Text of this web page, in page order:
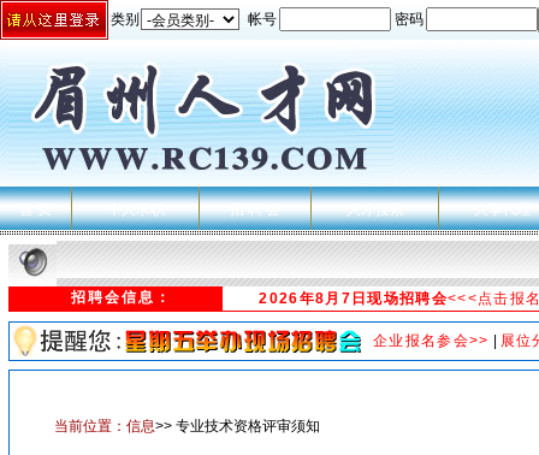
类别 帐号 密码
首 页 个人求职 招 聘 会 人才搜索 人事代理
招聘会信息： 2026年8月7日现场招聘会<<<点击报
企业报名参会>> 展位
当前位置： 信息>> 专业技术资格评审须知